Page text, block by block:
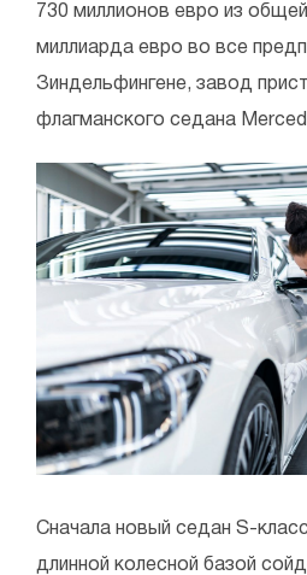
730 миллионов евро из
миллиарда евро во все
Зиндельфингене, завод
флагманского седана
Сначала новый седан S-
длинной колесной базой